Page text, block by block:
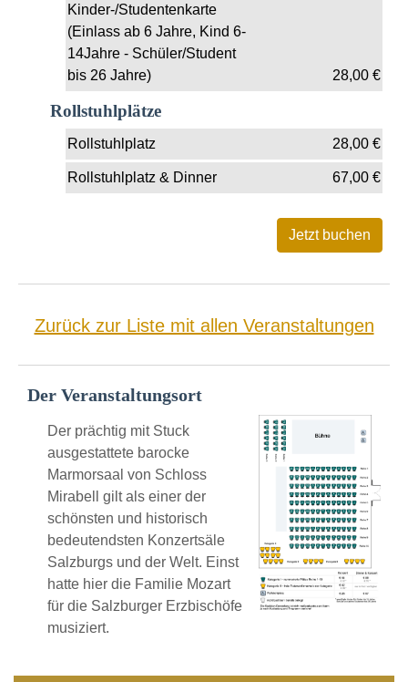
Kinder-/Studentenkarte
(Einlass ab 6 Jahre, Kind 6-
14Jahre - Schüler/Student
bis 26 Jahre)
28,00€
Rollstuhlplätze
Rollstuhlplatz 28,00€
Rollstuhlplatz & Dinner 67,00€
Zurück zur Liste mit allen Veranstaltungen
Der Veranstaltungsort
Der prächtig mit Stuck
ausgestattete barocke
Marmorsaal von Schloss
Mirabell gilt als einer der
schönsten und historisch
bedeutendsten Konzertsäle
Salzburgs und der Welt. Einst
hatte hier die Familie Mozart
für die Salzburger Erzbischöfe
musiziert.